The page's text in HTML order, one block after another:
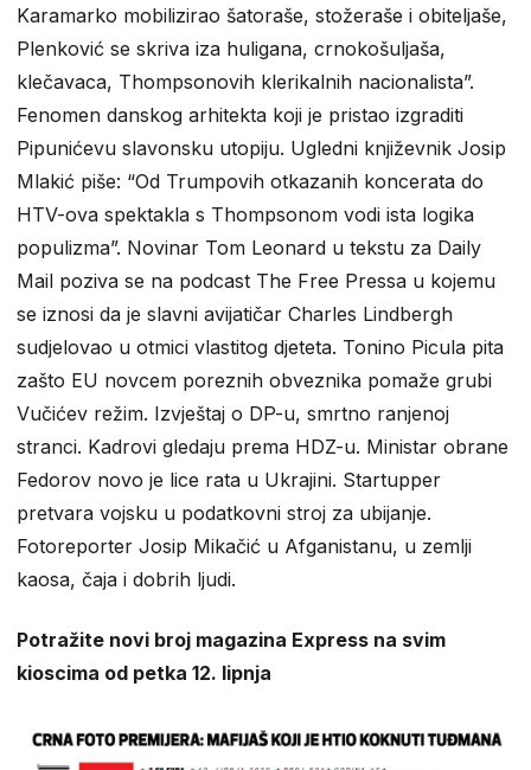
Karamarko mobilizirao šatoraše, stožeraše i obiteljaše,
Plenković se skriva iza huligana, crnokošuljaša,
klečavaca, Thompsonovih klerikalnih nacionalista”.
Fenomen danskog arhitekta koji je pristao izgraditi
Pipunićevu slavonsku utopiju. Ugledni književnik Josip
Mlakić piše: “Od Trumpovih otkazanih koncerata do
HTV-ova spektakla s Thompsonom vodi ista logika
populizma”. Novinar Tom Leonard u tekstu za Daily
Mail poziva se na podcast The Free Pressa u kojemu
se iznosi da je slavni avijatičar Charles Lindbergh
sudjelovao u otmici vlastitog djeteta. Tonino Picula pita
zašto EU novcem poreznih obveznika pomaže grubi
Vučićev režim. Izvještaj o DP-u, smrtno ranjenoj
stranci. Kadrovi gledaju prema HDZ-u. Ministar obrane
Fedorov novo je lice rata u Ukrajini. Startupper
pretvara vojsku u podatkovni stroj za ubijanje.
Fotoreporter Josip Mikačić u Afganistanu, u zemlji
kaosa, čaja i dobrih ljudi.
Potražite novi broj magazina Express na svim
kioscima od petka 12. lipnja